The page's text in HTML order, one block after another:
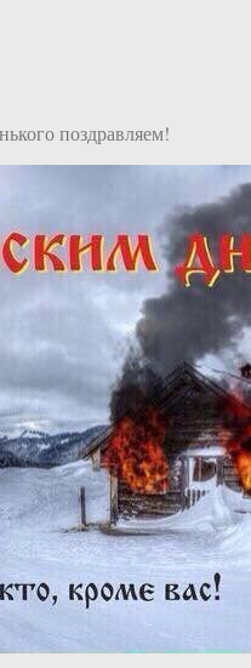
поздравляем!